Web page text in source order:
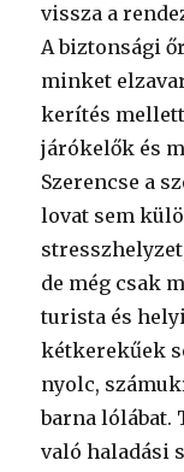
vissza a
A biztonsági
minket
kerítés
járókelők és
Szerencse a
lovat sem
de még csak
turista és
kétkerekűek
nyolc,
barna lólábat.
való haladási